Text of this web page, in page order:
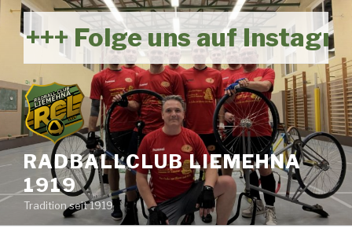
Zum
Inhalt
springen
+++ Folge uns auf
RADBALLCLUB LIEMEHNA
1919
Tradition seit 1919